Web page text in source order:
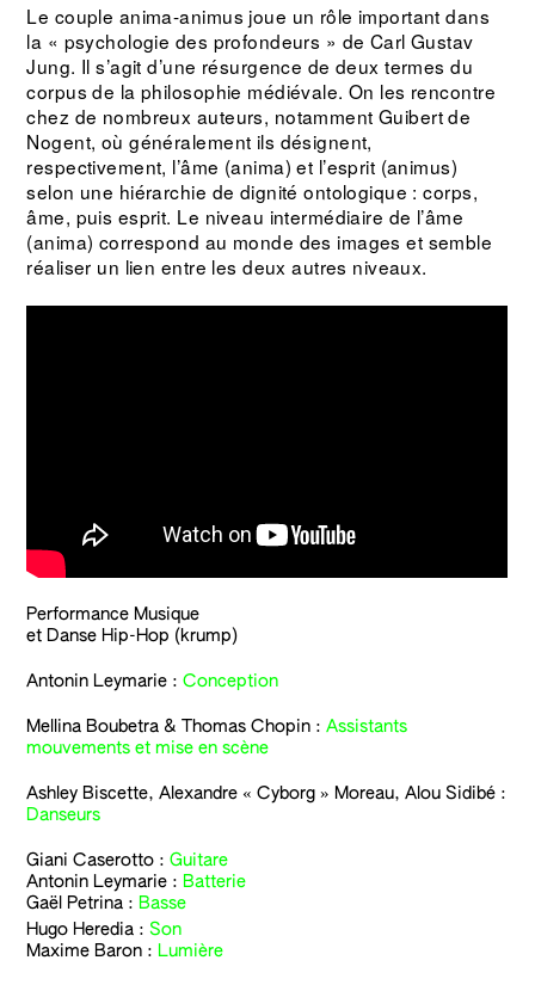
Le couple anima-animus joue un rôle important dans
la « psychologie des profondeurs » de Carl Gustav
Jung. Il s’agit d’une résurgence de deux termes du
corpus de la philosophie médiévale. On les rencontre
chez de nombreux auteurs, notamment Guibert de
Nogent, où généralement ils désignent,
respectivement, l’âme (anima) et l’esprit (animus)
selon une hiérarchie de dignité ontologique : corps,
âme, puis esprit. Le niveau intermédiaire de l’âme
(anima) correspond au monde des images et semble
réaliser un lien entre les deux autres niveaux.
Performance Musique
et Danse Hip-Hop (krump)
Antonin Leymarie :Conception
Mellina Boubetra & Thomas Chopin :Assistants
mouvements et mise en scène
Ashley Biscette, Alexandre « Cyborg » Moreau, Alou Sidibé :
Danseurs
Giani Caserotto :Guitare
Antonin Leymarie : Batterie
Gaël Petrina : Basse
Hugo Heredia :Son
Maxime Baron : Lumière